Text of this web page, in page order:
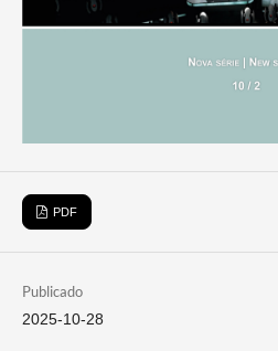
PDF
Publicado
2025-10-28